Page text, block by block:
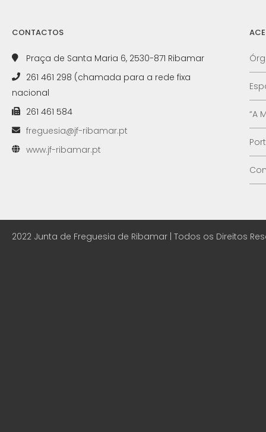
CONTACTOS
Praça de Santa Maria 6, 2530-871 Ribamar
261 461 298 (chamada para a rede fixa
nacional
261 461 584
freguesia@jf-ribamar.pt
www.jf-ribamar.pt
“A
2022 Junta de Freguesia de Ribamar | Todos os Direitos